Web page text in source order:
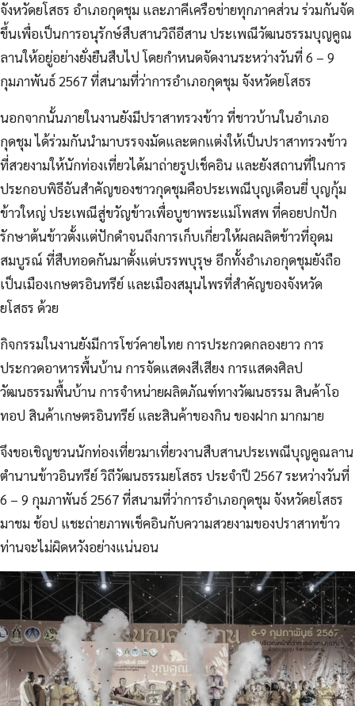
จังหวัดยโสธร อำเภอกุดชุม และภาคีเครือข่ายทุกภาคส่วน ร่วมกันจัด
ขึ้นเพื่อเป็นการอนุรักษ์สืบสานวิถีอีสาน ประเพณีวัฒนธรรมบุญคูณ
ลานให้อยู่อย่างยั่งยืนสืบไป โดยกำหนดจัดงานระหว่างวันที่ 6 – 9
กุมภาพันธ์ 2567 ที่สนามที่ว่าการอำเภอกุดชุม จังหวัดยโสธร
นอกจากนั้นภายในงานยังมีปราสาทรวงข้าว ที่ชาวบ้านในอำเภอ
กุดชุม ได้ร่วมกันนำมาบรรจงมัดและตกแต่งให้เป็นปราสาทรวงข้าว
ที่สวยงามให้นักท่องเที่ยวได้มาถ่ายรูปเช็คอิน และยังสถานที่ในการ
ประกอบพิธีอันสำคัญของชาวกุดชุมคือประเพณีบุญเดือนยี่ บุญกุ้ม
ข้าวใหญ่ ประเพณีสู่ขวัญข้าวเพื่อบูชาพระแม่โพสพ ที่คอยปกปัก
รักษาต้นข้าวตั้งแต่ปักดำจนถึงการเก็บเกี่ยวให้ผลผลิตข้าวที่อุดม
สมบูรณ์ ที่สืบทอดกันมาตั้งแต่บรรพบุรุษ อีกทั้งอำเภอกุดชุมยังถือ
เป็นเมืองเกษตรอินทรีย์ และเมืองสมุนไพรที่สำคัญของจังหวัด
ยโสธร ด้วย
กิจกรรมในงานยังมีการโชว์คายไทย การประกวดกลองยาว การ
ประกวดอาหารพื้นบ้าน การจัดแสดงสีเสียง การแสดงศิลป
วัฒนธรรมพื้นบ้าน การจำหน่ายผลิตภัณฑ์ทางวัฒนธรรม สินค้าโอ
ทอป สินค้าเกษตรอินทรีย์ และสินค้าของกิน ของฝาก มากมาย
จึงขอเชิญชวนนักท่องเที่ยวมาเที่ยวงานสืบสานประเพณีบุญคูณลาน
ตำนานข้าวอินทรีย์ วิถีวัฒนธรรมยโสธร ประจำปี 2567 ระหว่างวันที่
6 – 9 กุมภาพันธ์ 2567 ที่สนามที่ว่าการอำเภอกุดชุม จังหวัดยโสธร
มาชม ช้อป แชะถ่ายภาพเช็คอินกับความสวยงามของปราสาทข้าว
ท่านจะไม่ผิดหวังอย่างแน่นอน